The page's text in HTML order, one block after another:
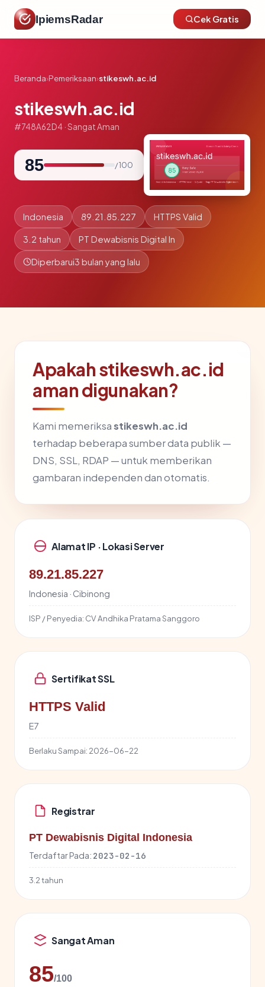
IpiemsRadar Cek Gratis
Beranda›Pemeriksaan›stikeswh.ac.id
stikeswh.ac.id
#748A62D4 · Sangat Aman
85 / 100
Indonesia 89.21.85.227 HTTPS Valid
3.2 tahun PT Dewabisnis Digital In
Diperbarui3 bulan yang lalu
Apakah stikeswh.ac.id
aman digunakan?
Kami memeriksastikeswh.ac.id
terhadap beberapa sumber data publik —
DNS, SSL, RDAP — untuk memberikan
gambaran independen dan otomatis.
Alamat IP · Lokasi Server
89.21.85.227
Indonesia · Cibinong
ISP / Penyedia: CV Andhika Pratama Sanggoro
Sertifikat SSL
HTTPS Valid
E7
Berlaku Sampai: 2026-06-22
Registrar
PT Dewabisnis Digital Indonesia
Terdaftar Pada: 2023-02-16
3.2 tahun
Sangat Aman
85/100